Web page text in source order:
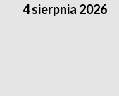
4 sierpnia 2026